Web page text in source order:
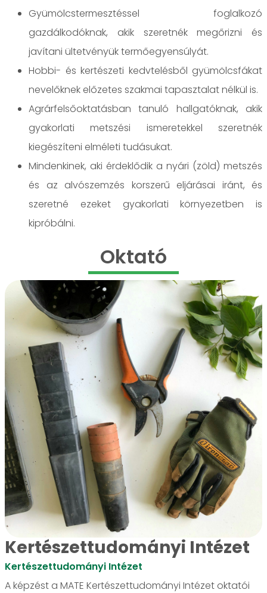
Gyümölcstermesztéssel foglalkozó
gazdálkodóknak, akik szeretnék megőrizni és
javítani ültetvényük termőegyensúlyát.
Hobbi- és kertészeti kedvtelésből gyümölcsfákat
nevelőknek előzetes szakmai tapasztalat nélkül is.
Agrárfelsőoktatásban tanuló hallgatóknak, akik
gyakorlati metszési ismeretekkel szeretnék
kiegészíteni elméleti tudásukat.
Mindenkinek, aki érdeklődik a nyári (zöld) metszés
és az alvószemzés korszerű eljárásai iránt, és
szeretné ezeket gyakorlati környezetben is
kipróbálni.
Oktató
Kertészettudományi Intézet
Kertészettudományi Intézet
A képzést a MATE Kertészettudományi Intézet oktatói